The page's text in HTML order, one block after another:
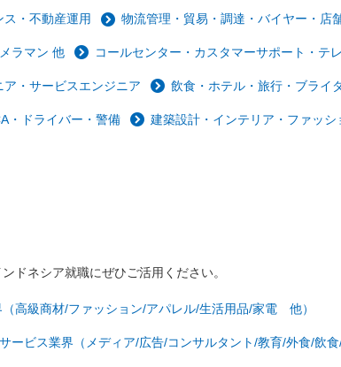
・不動産運用 物流管理・貿易・調達・バイヤー・店
ラマン 他 コールセンター・カスタマーサポート・テ
ア・サービスエンジニア 飲食・ホテル・旅行・ブライ
・ドライバー・警備 建築設計・インテリア・ファッシ
ドネシア就職にぜひご活用ください。
高級商材/ファッション/アパレル/生活用品/家電 他）
サービス業界（メディア/広告/コンサルタント/教育/外食/飲